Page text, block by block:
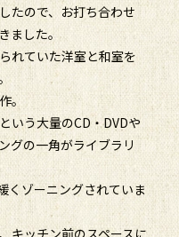
たので、お打ち合わせ
ました。
れていた洋室と和室を
。
いう大量のCD・DVDや
グの一角がライブラリ
くゾーニングされていま